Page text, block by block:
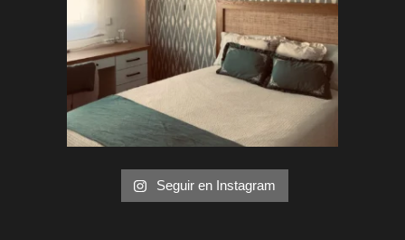
Seguir en Instagram